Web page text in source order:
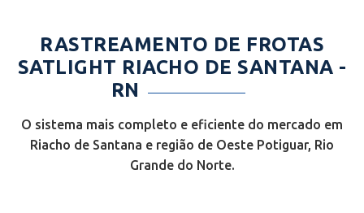
RASTREAMENTO DE FROTAS
SATLIGHT RIACHO DE SANTANA -
RN
O sistema mais completo e eficiente do mercado em
Riacho de Santana e região de Oeste Potiguar, Rio
Grande do Norte.